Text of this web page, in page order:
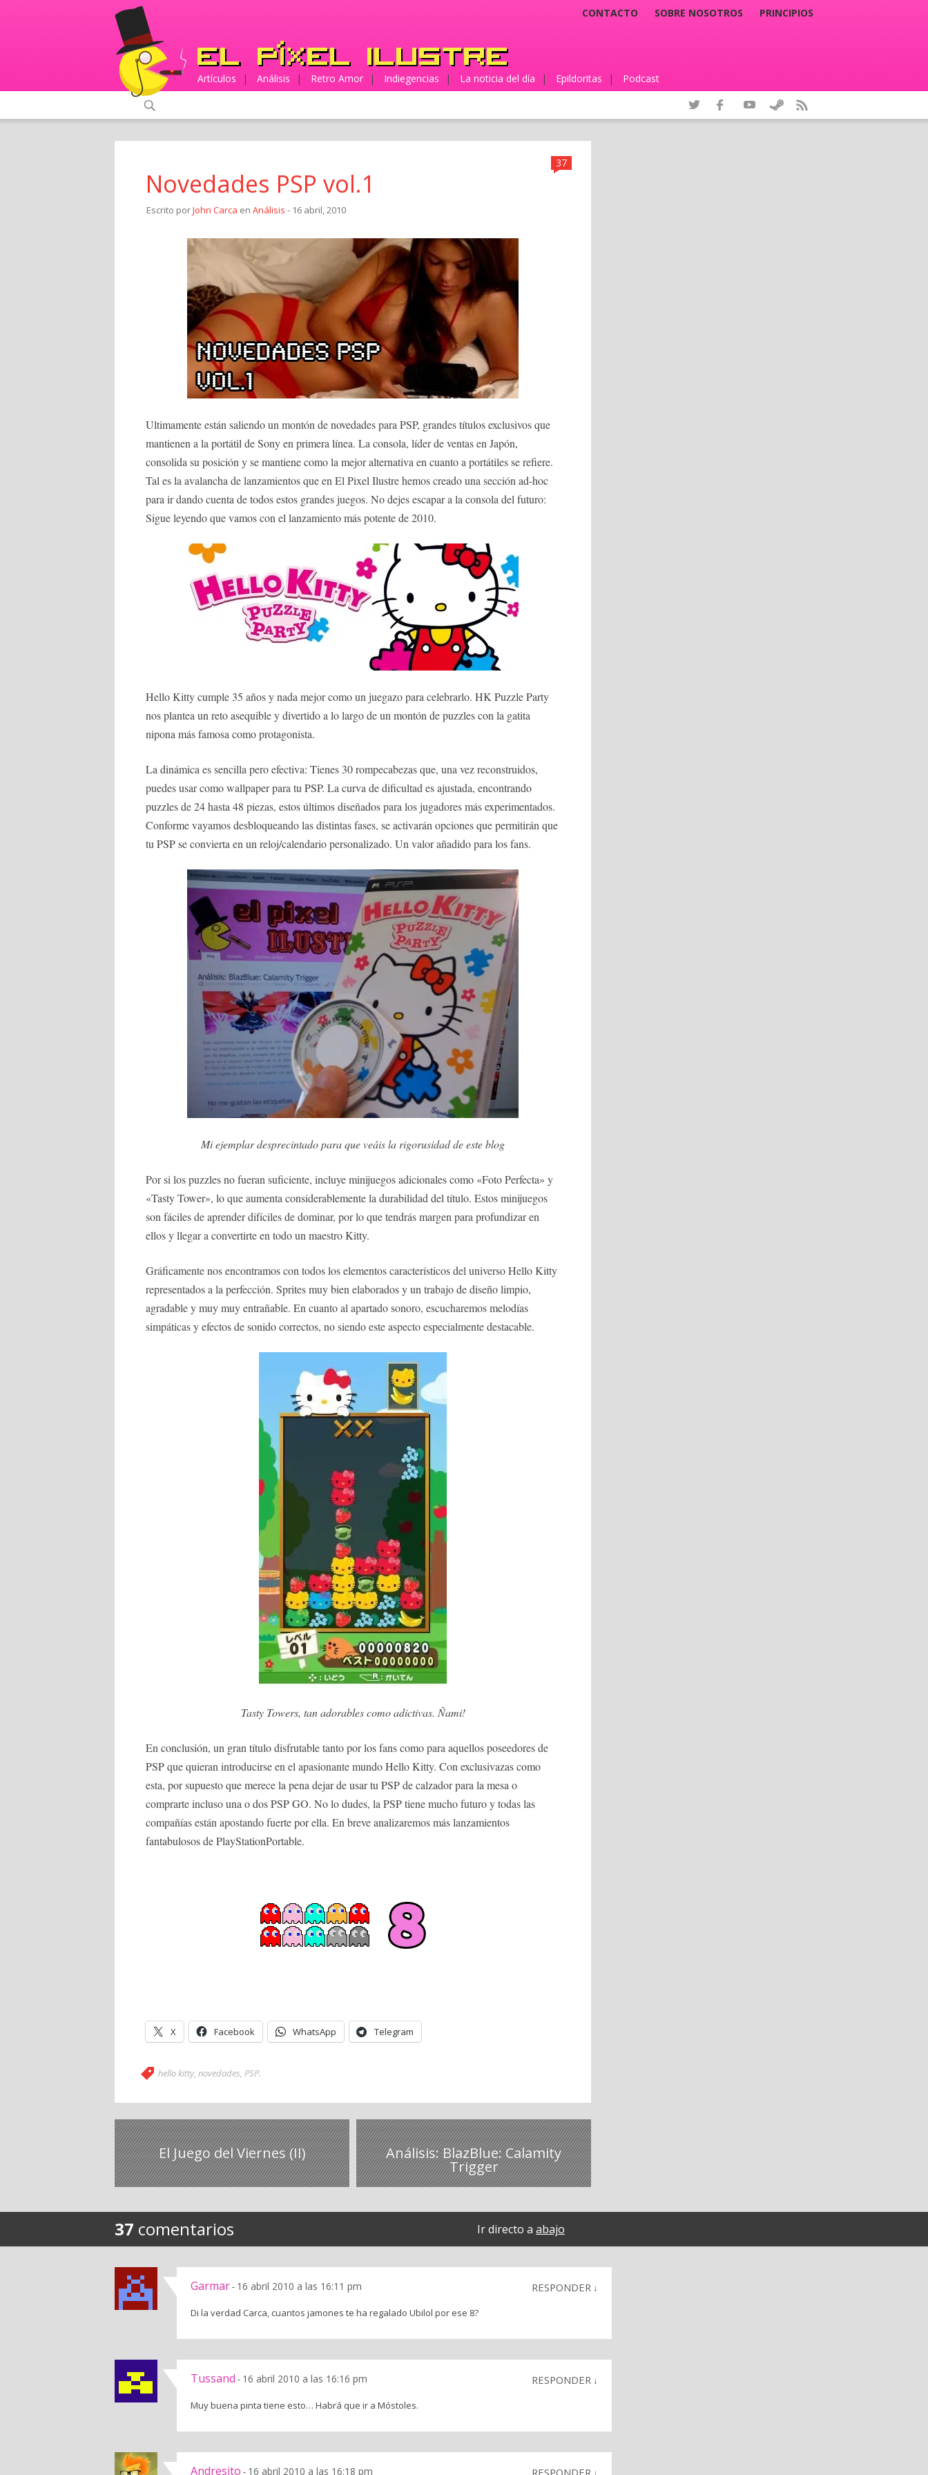
CONTACTO SOBRE NOSOTROS PRINCIPIOS
Artículos | Análisis | Retro Amor | Indiegencias | La noticia del día | Epildoritas | Podcast
37
Novedades PSP vol.1
Escrito porJohn Carca en Análisis - 16 abril, 2010
Ultimamente están saliendo un montón de novedades para PSP, grandes títulos exclusivos que
mantienen a la portátil de Sony en primera línea. La consola, líder de ventas en Japón,
consolida su posición y se mantiene como la mejor alternativa en cuanto a portátiles se refiere.
Tal es la avalancha de lanzamientos que en El Pixel Ilustre hemos creado una sección ad-hoc
para ir dando cuenta de todos estos grandes juegos. No dejes escapar a la consola del futuro:
Sigue leyendo que vamos con el lanzamiento más potente de 2010.
Hello Kitty cumple 35 años y nada mejor como un juegazo para celebrarlo. HK Puzzle Party
nos plantea un reto asequible y divertido a lo largo de un montón de puzzles con la gatita
nipona más famosa como protagonista.
La dinámica es sencilla pero efectiva: Tienes 30 rompecabezas que, una vez reconstruidos,
puedes usar como wallpaper para tu PSP. La curva de dificultad es ajustada, encontrando
puzzles de 24 hasta 48 piezas, estos últimos diseñados para los jugadores más experimentados.
Conforme vayamos desbloqueando las distintas fases, se activarán opciones que permitirán que
tu PSP se convierta en un reloj/calendario personalizado. Un valor añadido para los fans.
Mi ejemplar desprecintado para que veáis la rigorusidad de este blog
Por si los puzzles no fueran suficiente, incluye minijuegos adicionales como «Foto Perfecta» y
«Tasty Tower», lo que aumenta considerablemente la durabilidad del título. Estos minijuegos
son fáciles de aprender difíciles de dominar, por lo que tendrás margen para profundizar en
ellos y llegar a convertirte en todo un maestro Kitty.
Gráficamente nos encontramos con todos los elementos característicos del universo Hello Kitty
representados a la perfección. Sprites muy bien elaborados y un trabajo de diseño limpio,
agradable y muy muy entrañable. En cuanto al apartado sonoro, escucharemos melodías
simpáticas y efectos de sonido correctos, no siendo este aspecto especialmente destacable.
Tasty Towers, tan adorables como adictivas. Ñami!
En conclusión, un gran título disfrutable tanto por los fans como para aquellos poseedores de
PSP que quieran introducirse en el apasionante mundo Hello Kitty. Con exclusivazas como
esta, por supuesto que merece la pena dejar de usar tu PSP de calzador para la mesa o
comprarte incluso una o dos PSP GO. No lo dudes, la PSP tiene mucho futuro y todas las
compañías están apostando fuerte por ella. En breve analizaremos más lanzamientos
fantabulosos de PlayStationPortable.
X Facebook WhatsApp Telegram
hello kitty, novedades, PSP.
El Juego del Viernes (II) Análisis: BlazBlue: Calamity
Trigger
37 comentarios Ir directo a abajo
Garmar- 16 abril 2010 a las 16:11 pm RESPONDER ↓
Di la verdad Carca, cuantos jamones te ha regalado Ubilol por ese 8?
Tussand - 16 abril 2010 a las 16:16 pm RESPONDER ↓
Muy buena pinta tiene esto… Habrá que ir a Móstoles.
Andresito - 16 abril 2010 a las 16:18 pm RESPONDER